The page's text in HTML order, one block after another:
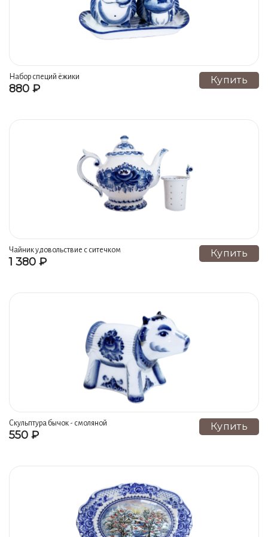
Набор специй ёжики
880 ₽
Купить
Чайник удовольствие с ситечком
1 380 ₽
Купить
Скульптура бычок - смоляной
бочок
550 ₽
Купить